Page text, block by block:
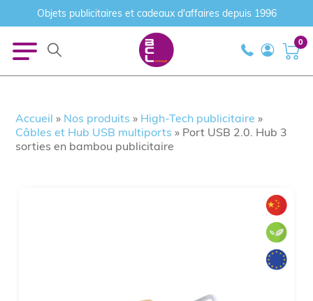
Objets publicitaires et cadeaux d'affaires depuis 1996
0
Accueil » Nos produits » High-Tech publicitaire »
Câbles et Hub USB multiports » Port USB 2.0. Hub 3
sorties en bambou publicitaire